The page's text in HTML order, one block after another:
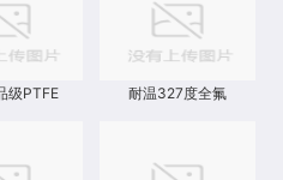
级PTFE 耐温327度全氟